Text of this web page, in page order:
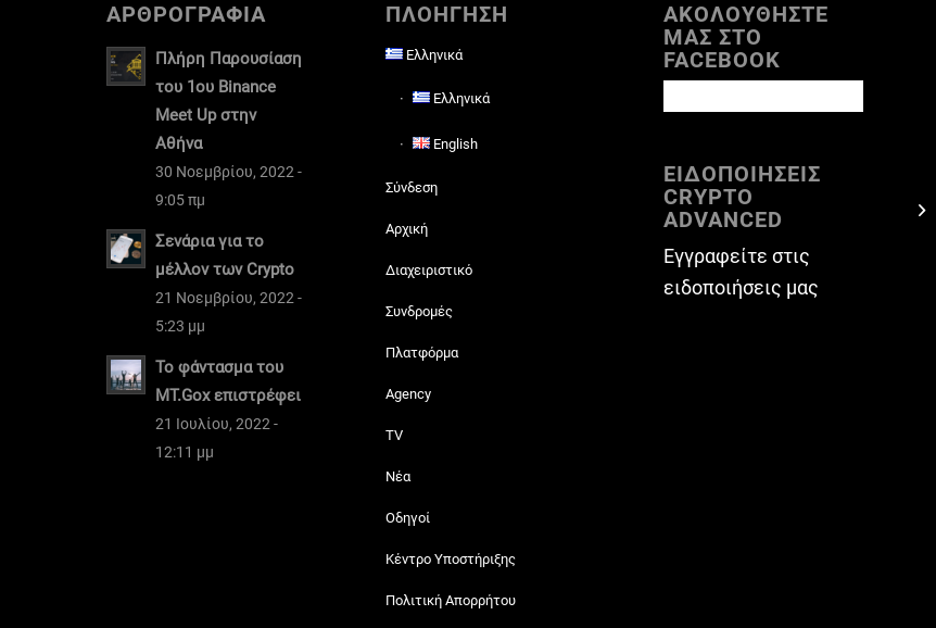
ΑΡΘΡΟΓΡΑΦΙΑ
Πλήρη Παρουσίαση
του 1ου Binance
Meet Up στην
Αθήνα
30 Νοεμβρίου, 2022 -
9:05 πμ
Σενάρια για το
μέλλον των Crypto
21 Νοεμβρίου, 2022 -
5:23 μμ
Το φάντασμα του
MT.Gox επιστρέφει
21 Ιουλίου, 2022 -
12:11 μμ
ΠΛΟΗΓΗΣΗ
Ελληνικά
Ελληνικά
English
Σύνδεση
Αρχική
Διαχειριστικό
Συνδρομές
Πλατφόρμα
Agency
TV
Νέα
Οδηγοί
Κέντρο Υποστήριξης
Πολιτική Απορρήτου
ΑΚΟΛΟΥΘΗΣΤΕ
ΜΑΣ ΣΤΟ
FACEBOOK
ΕΙΔΟΠΟΙΗΣΕΙΣ
CRYPTO
ADVANCED
Εγγραφείτε στις
ειδοποιήσεις μας